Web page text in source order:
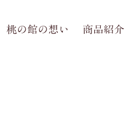
桃の館の想い 商品紹介